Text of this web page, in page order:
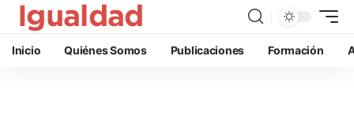
Inicio Quiénes Somos Publicaciones Formación